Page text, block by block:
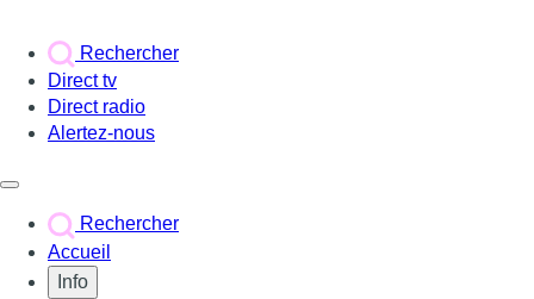
Rechercher
Direct tv
Direct radio
Alertez-nous
Rechercher
Accueil
Info